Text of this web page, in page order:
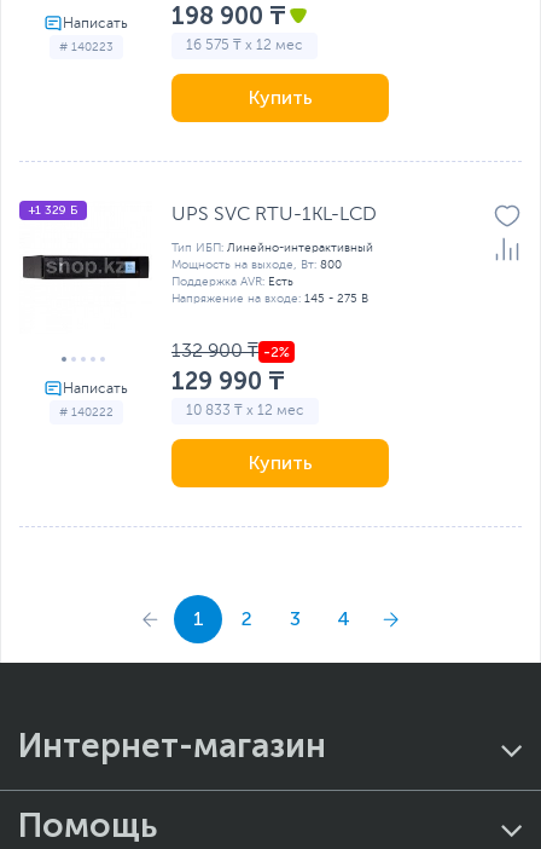
# 140223
198 900 ₸
16 575 ₸ x 12 мес
Купить
# 140222
+1 329 Б UPS SVC RTU-1KL-LСD
Тип ИБП: Линейно-интерактивный
Мощность на выходе, Вт: 800
Поддержка AVR: Есть
Напряжение на входе: 145 - 275 В
132 900 ₸
129 990 ₸
10 833 ₸ x 12 мес
Купить
1 2 3 4
Интернет-магазин
Помощь